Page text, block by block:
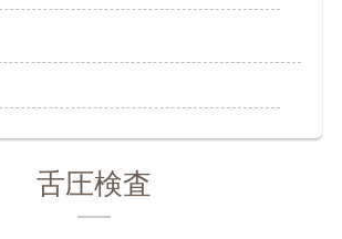
舌圧検査